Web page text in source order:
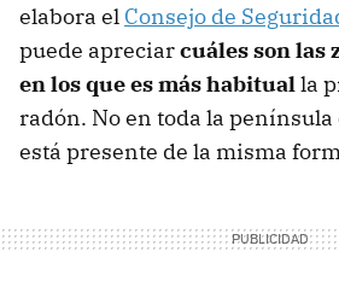
elabora el Consejo de
puede apreciarcuáles son las
en los que es más habitualla
radón. No en toda la
está presente de la misma